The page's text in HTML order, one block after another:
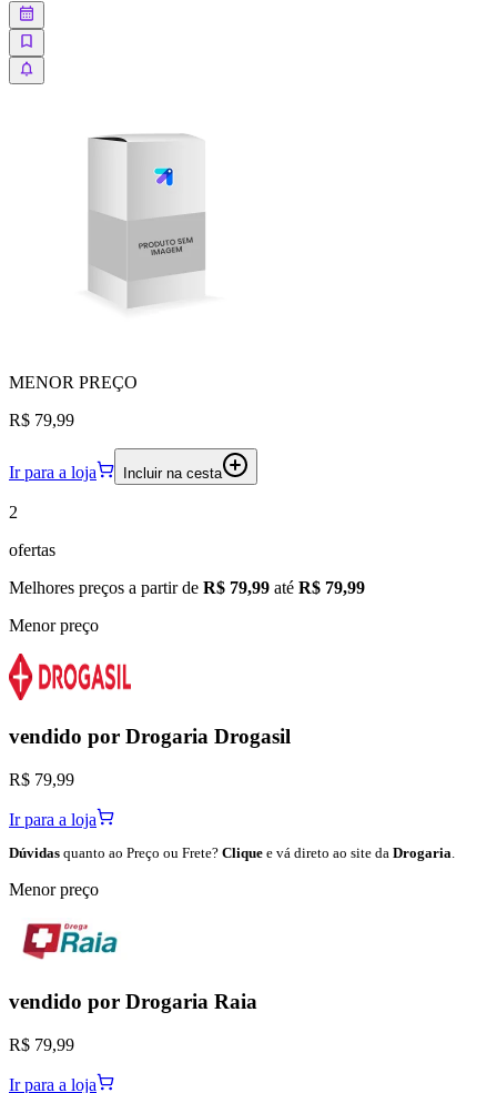
MENOR PREÇO
R$ 79,99
Ir para a loja Incluir na cesta
2
ofertas
Melhores preços a partir de R$ 79,99 até R$ 79,99
Menor preço
vendido por Drogaria Drogasil
R$ 79,99
Ir para a loja
Dúvidas quanto ao Preço ou Frete? Clique e vá direto ao site da Drogaria.
Menor preço
vendido por Drogaria Raia
R$ 79,99
Ir para a loja